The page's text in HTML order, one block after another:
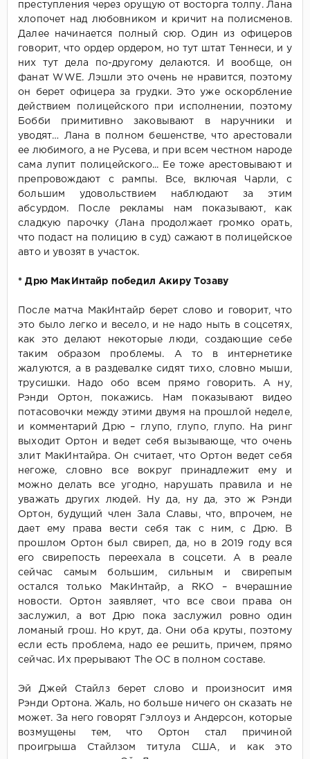
преступления через орущую от восторга толпу. Лана
хлопочет над любовником и кричит на полисменов.
Далее начинается полный сюр. Один из офицеров
говорит, что ордер ордером, но тут штат Теннеси, и у
них тут дела по-другому делаются. И вообще, он
фанат WWE. Лэшли это очень не нравится, поэтому
он берет офицера за грудки. Это уже оскорбление
действием полицейского при исполнении, поэтому
Бобби примитивно заковывают в наручники и
уводят… Лана в полном бешенстве, что арестовали
ее любимого, а не Русева, и при всем честном народе
сама лупит полицейского... Ее тоже арестовывают и
препровождают с рампы. Все, включая Чарли, с
большим удовольствием наблюдают за этим
абсурдом. После рекламы нам показывают, как
сладкую парочку (Лана продолжает громко орать,
что подаст на полицию в суд) сажают в полицейское
авто и увозят в участок.
* Дрю МакИнтайр победил Акиру Тозаву
После матча МакИнтайр берет слово и говорит, что
это было легко и весело, и не надо ныть в соцсетях,
как это делают некоторые люди, создающие себе
таким образом проблемы. А то в интернетике
жалуются, а в раздевалке сидят тихо, словно мыши,
трусишки. Надо обо всем прямо говорить. А ну,
Рэнди Ортон, покажись. Нам показывают видео
потасовочки между этими двумя на прошлой неделе,
и комментарий Дрю – глупо, глупо, глупо. На ринг
выходит Ортон и ведет себя вызывающе, что очень
злит МакИнтайра. Он считает, что Ортон ведет себя
негоже, словно все вокруг принадлежит ему и
можно делать все угодно, нарушать правила и не
уважать других людей. Ну да, ну да, это ж Рэнди
Ортон, будущий член Зала Славы, что, впрочем, не
дает ему права вести себя так с ним, с Дрю. В
прошлом Ортон был свиреп, да, но в 2019 году вся
его свирепость переехала в соцсети. А в реале
сейчас самым большим, сильным и свирепым
остался только МакИнтайр, а RКО – вчерашние
новости. Ортон заявляет, что все свои права он
заслужил, а вот Дрю пока заслужил ровно один
ломаный грош. Но крут, да. Они оба круты, поэтому
если есть проблема, надо ее решить, причем, прямо
сейчас. Их прерывают The OC в полном составе.
Эй Джей Стайлз берет слово и произносит имя
Рэнди Ортона. Жаль, но больше ничего он сказать не
может. За него говорят Гэллоуз и Андерсон, которые
возмущены тем, что Ортон стал причиной
проигрыша Стайлзом титула США, и как это